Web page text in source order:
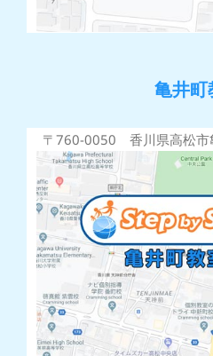
亀井町
〒760-0050 香川県高松市